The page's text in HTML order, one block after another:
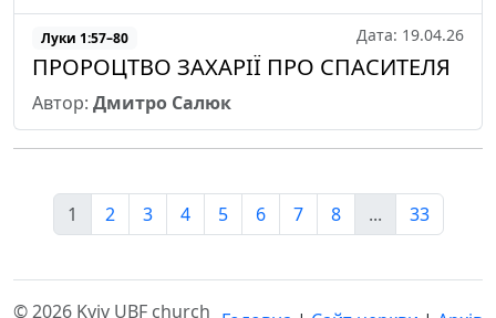
Луки 1:57–80 Дата: 19.04.26
ПРОРОЦТВО ЗАХАРІЇ ПРО СПАСИТЕЛЯ
Автор: Дмитро Салюк
1 2 3 4 5 6 7 8 ... 33
© 2026 Kyiv UBF church